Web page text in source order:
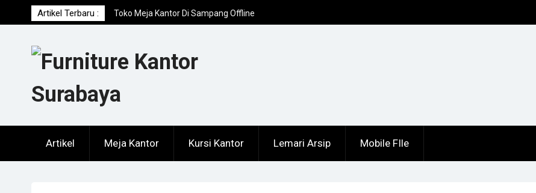
to
Artikel Terbaru :
Toko Meja Kantor Di Sampang Offline
Terpercaya
Toko Meja Kantor Di Sumenep Offline
Terpercaya
Artikel Meja Kantor Kursi Kantor Lemari Arsip Mobile FIle